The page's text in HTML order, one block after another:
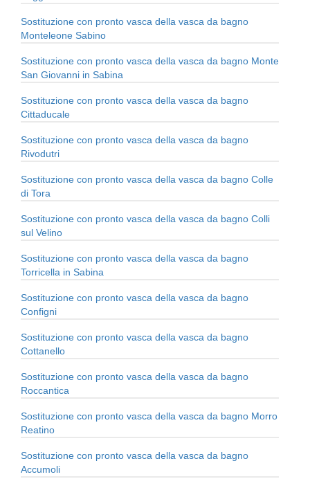
Sostituzione con pronto vasca della vasca da bagno
Monteleone Sabino
Sostituzione con pronto vasca della vasca da bagno Monte
San Giovanni in Sabina
Sostituzione con pronto vasca della vasca da bagno
Cittaducale
Sostituzione con pronto vasca della vasca da bagno
Rivodutri
Sostituzione con pronto vasca della vasca da bagno Colle
di Tora
Sostituzione con pronto vasca della vasca da bagno Colli
sul Velino
Sostituzione con pronto vasca della vasca da bagno
Torricella in Sabina
Sostituzione con pronto vasca della vasca da bagno
Configni
Sostituzione con pronto vasca della vasca da bagno
Cottanello
Sostituzione con pronto vasca della vasca da bagno
Roccantica
Sostituzione con pronto vasca della vasca da bagno Morro
Reatino
Sostituzione con pronto vasca della vasca da bagno
Accumoli